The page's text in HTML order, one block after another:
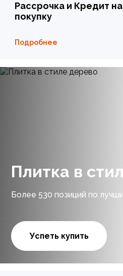
Рассрочка и Кредит на
покупку
Подробнее
Плитка в
Успеть купить
Более 530 позиций по